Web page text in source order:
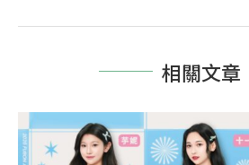
相關文章